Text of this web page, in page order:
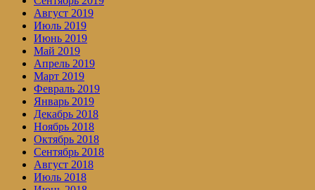
Август 2019
Июль 2019
Июнь 2019
Май 2019
Апрель 2019
Март 2019
Февраль 2019
Январь 2019
Декабрь 2018
Ноябрь 2018
Октябрь 2018
Сентябрь 2018
Август 2018
Июль 2018